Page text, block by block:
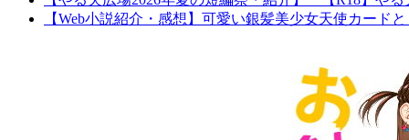
【Web小説紹介・感想】可愛い銀髪美少女天使カード